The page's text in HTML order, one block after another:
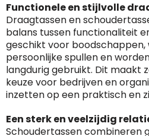
Functionele en stijlvolle
Draagtassen en
balans tussen functionaliteit
geschikt voor
persoonlijke spullen en
langdurig gebruikt. Dit maakt
keuze voor bedrijven en
inzetten op een praktisch en
Een sterk en veelzijdig
Schoudertassen combineren